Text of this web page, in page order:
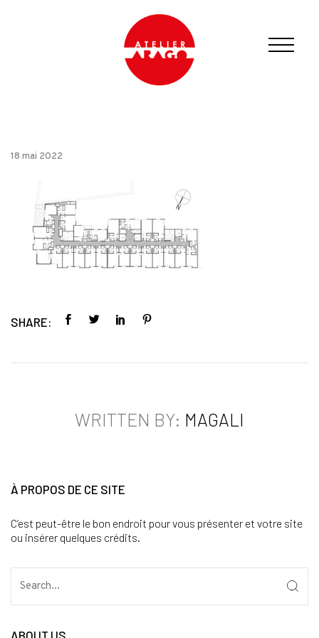
18 mai 2022
SHARE:
WRITTEN BY: MAGALI
À PROPOS DE CE SITE
C’est peut-être le bon endroit pour vous présenter et votre site
ou insérer quelques crédits.
ABOUT US